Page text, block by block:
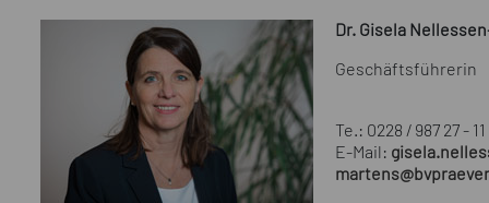
Dr. Gisela
Geschäftsführerin
Te.: 0228 / 987 27 - 11
E-Mail: